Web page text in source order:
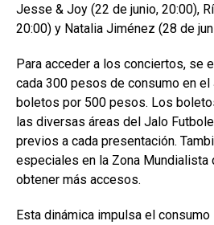
Jesse & Joy (22 de junio, 20:00),
20:00) y Natalia Jiménez (28 de
Para acceder a los conciertos, se
cada 300 pesos de consumo en
boletos por 500 pesos. Los
las diversas áreas del Jalo
previos a cada presentación.
especiales en la Zona Mundialista
obtener más accesos.
Esta dinámica impulsa el